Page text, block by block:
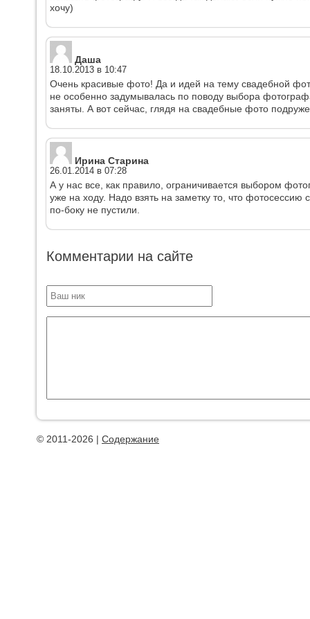
хочу)
Даша
18.10.2013 в 10:47
Очень красивые фото! Да и идей на тему свадебной
не особенно задумывалась по поводу выбора
заняты. А вот сейчас, глядя на свадебные фото
Ирина Старина
26.01.2014 в 07:28
А у нас все, как правило, ограничивается выбором
уже на ходу. Надо взять на заметку то, что фотосессию
по-боку не пустили.
Комментарии на сайте
© 2011-2026 | Содержание